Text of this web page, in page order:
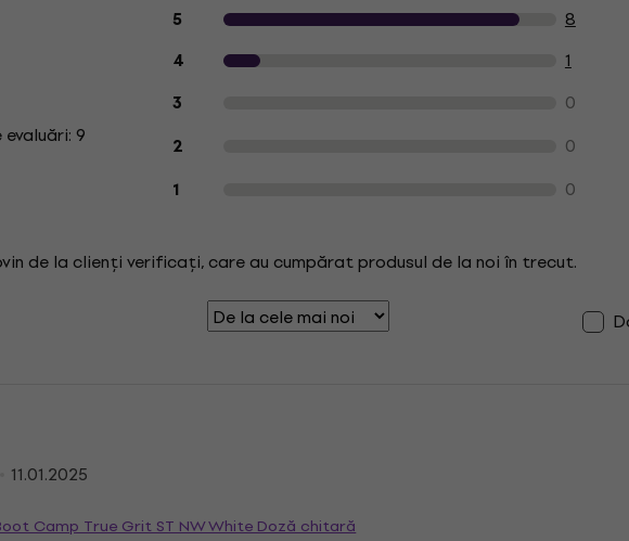
9
Evaluarea produselor de către clienți
5 8
4 1
3 0
2 0
1 0
de la clienți verificați, care au cumpărat produsul de la noi în trecut.
11.01.2025
Camp True Grit ST NW White Doză chitară